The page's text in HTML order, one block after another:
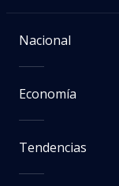
Nacional
Economía
Tendencias